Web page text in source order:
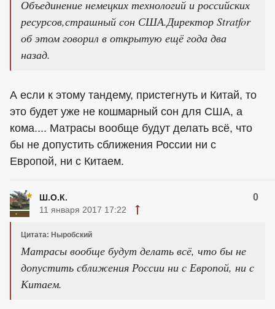
Объединение немецких технологий и российских
ресурсов,страшный сон США.Директор Stratfor
об этом говорил в открытую ещё года два
назад.
А если к этому тандему, пристегнуть и Китай, то
это будет уже не кошмарный сон для США, а
кома.... Матрасы вообще будут делать всё, что
бы не допустить сближения России ни с
Европой, ни с Китаем.
Ш.О.К. 0
11 января 2017 17:22
Цитата: Ныробский
Матрасы вообще будут делать всё, что бы не
допустить сближения России ни с Европой, ни с
Китаем.